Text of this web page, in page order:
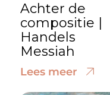
Achter de
compositie |
Handels
Messiah
Lees meer